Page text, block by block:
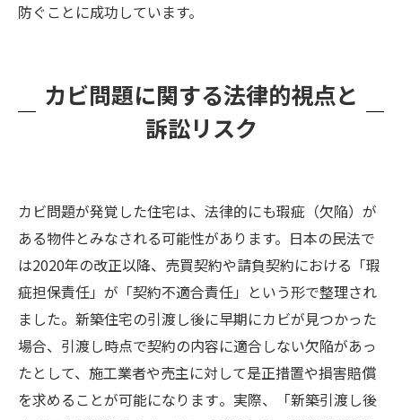
防ぐことに成功しています。
カビ問題に関する法律的視点と
訴訟リスク
カビ問題が発覚した住宅は、法律的にも瑕疵（欠陥）が
ある物件とみなされる可能性があります。日本の民法で
は2020年の改正以降、売買契約や請負契約における「瑕
疵担保責任」が「契約不適合責任」という形で整理され
ました。新築住宅の引渡し後に早期にカビが見つかった
場合、引渡し時点で契約の内容に適合しない欠陥があっ
たとして、施工業者や売主に対して是正措置や損害賠償
を求めることが可能になります​。実際、「新築引渡し後